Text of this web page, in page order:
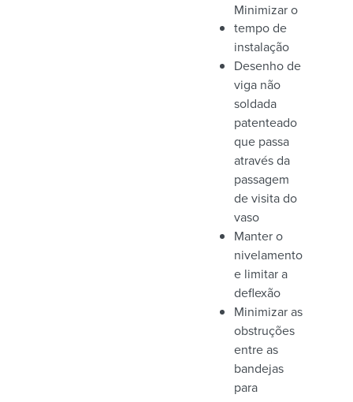
Minimizar o
tempo de
instalação
Desenho de
viga não
soldada
patenteado
que passa
através da
passagem
de visita do
vaso
Manter o
nivelamento
e limitar a
deflexão
Minimizar as
obstruções
entre as
bandejas
para